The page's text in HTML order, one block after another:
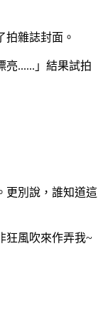
拍雜誌封面。
亮......」結果試拍
更別說，誰知道這
狂風吹來作弄我~